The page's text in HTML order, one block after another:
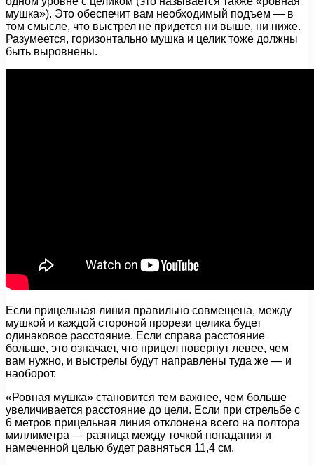
мушка»). Это обеспечит вам необходимый подъем — в
том смысле, что выстрел не придется ни выше, ни ниже.
Разумеется, горизонтально мушка и целик тоже должны
быть выровнены.
Если прицельная линия правильно совмещена, между
мушкой и каждой стороной прорези целика будет
одинаковое расстояние. Если справа расстояние
больше, это означает, что прицел повернут левее, чем
вам нужно, и выстрелы будут направлены туда же — и
наоборот.
«Ровная мушка» становится тем важнее, чем больше
увеличивается расстояние до цели. Если при стрельбе с
6 метров прицельная линия отклонена всего на полтора
миллиметра — разница между точкой попадания и
намеченной целью будет равняться 11,4 см.